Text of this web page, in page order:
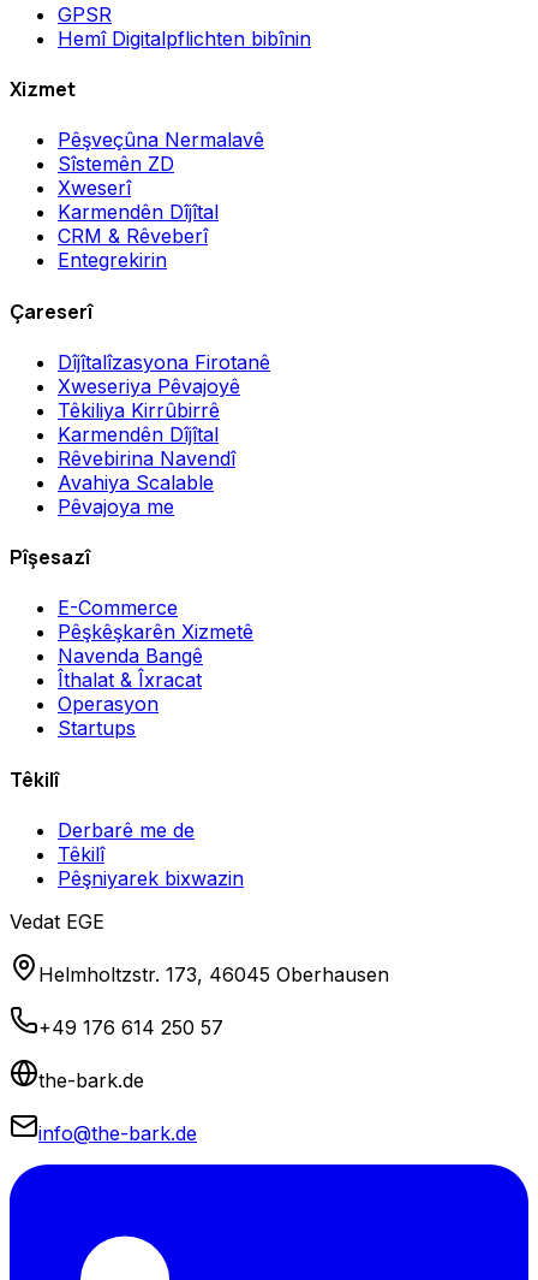
GPSR
Hemî Digitalpflichten bibînin
Xizmet
Pêşveçûna Nermalavê
Sîstemên ZD
Xweserî
Karmendên Dîjîtal
CRM & Rêveberî
Entegrekirin
Çareserî
Dîjîtalîzasyona Firotanê
Xweseriya Pêvajoyê
Têkiliya Kirrûbirrê
Karmendên Dîjîtal
Rêvebirina Navendî
Avahiya Scalable
Pêvajoya me
Pîşesazî
E-Commerce
Pêşkêşkarên Xizmetê
Navenda Bangê
Îthalat & Îxracat
Operasyon
Startups
Têkilî
Derbarê me de
Têkilî
Pêşniyarek bixwazin
Vedat EGE
Helmholtzstr. 173, 46045 Oberhausen
+49 176 614 250 57
the-bark.de
info@the-bark.de